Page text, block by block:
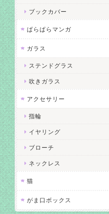
ブックカバー
ぱらぱらマンガ
ガラス
ステンドグラス
吹きガラス
アクセサリー
指輪
イヤリング
ブローチ
ネックレス
猫
がま口ボックス